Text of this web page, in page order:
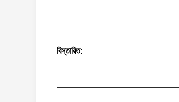
বিস্তারিত: